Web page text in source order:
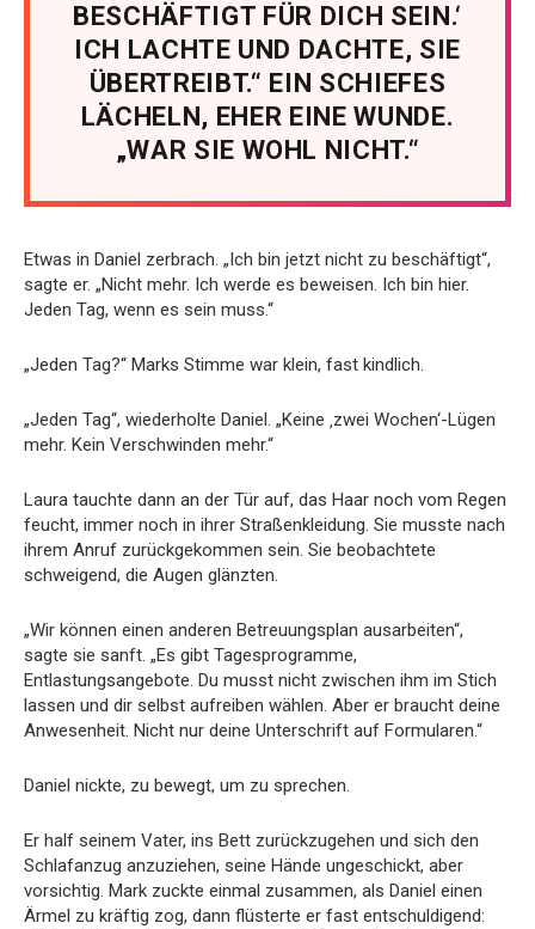
BESCHÄFTIGT FÜR DICH SEIN.‘
ICH LACHTE UND DACHTE, SIE
ÜBERTREIBT.“ EIN SCHIEFES
LÄCHELN, EHER EINE WUNDE.
„WAR SIE WOHL NICHT.“
Etwas in Daniel zerbrach. „Ich bin jetzt nicht zu beschäftigt“,
sagte er. „Nicht mehr. Ich werde es beweisen. Ich bin hier.
Jeden Tag, wenn es sein muss.“
„Jeden Tag?“ Marks Stimme war klein, fast kindlich.
„Jeden Tag“, wiederholte Daniel. „Keine ‚zwei Wochen‘-Lügen
mehr. Kein Verschwinden mehr.“
Laura tauchte dann an der Tür auf, das Haar noch vom Regen
feucht, immer noch in ihrer Straßenkleidung. Sie musste nach
ihrem Anruf zurückgekommen sein. Sie beobachtete
schweigend, die Augen glänzten.
„Wir können einen anderen Betreuungsplan ausarbeiten“,
sagte sie sanft. „Es gibt Tagesprogramme,
Entlastungsangebote. Du musst nicht zwischen ihm im Stich
lassen und dir selbst aufreiben wählen. Aber er braucht deine
Anwesenheit. Nicht nur deine Unterschrift auf Formularen.“
Daniel nickte, zu bewegt, um zu sprechen.
Er half seinem Vater, ins Bett zurückzugehen und sich den
Schlafanzug anzuziehen, seine Hände ungeschickt, aber
vorsichtig. Mark zuckte einmal zusammen, als Daniel einen
Ärmel zu kräftig zog, dann flüsterte er fast entschuldigend: